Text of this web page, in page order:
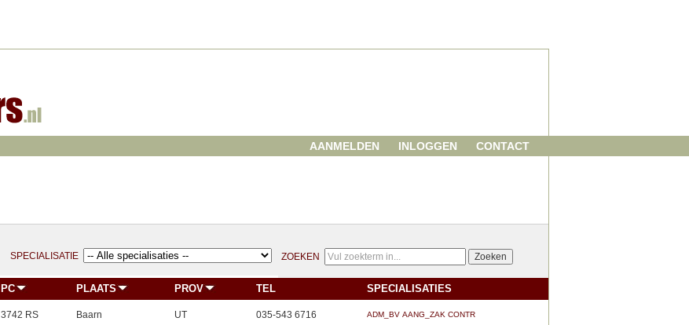
AANMELDEN INLOGGEN CONTACT
SPECIALISATIE ZOEKEN
PC PLAATS PROV TEL SPECIALISATIES
3742 RS Baarn UT 035-543 6716 ADM_BV AANG_ZAK CONTR